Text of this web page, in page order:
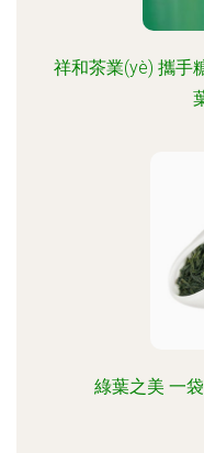
祥和茶業(yè) 攜手
綠葉之美 一